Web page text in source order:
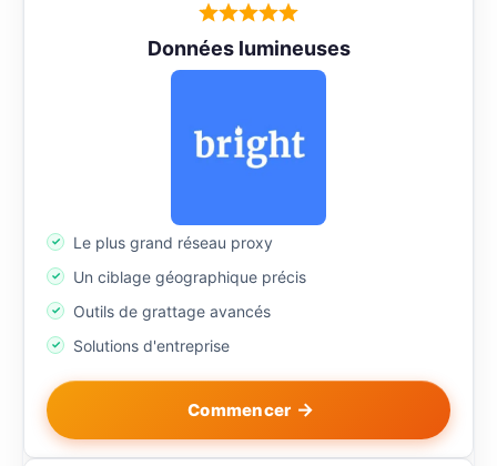
Données lumineuses
Le plus grand réseau proxy
Un ciblage géographique précis
Outils de grattage avancés
Solutions d'entreprise
Commencer